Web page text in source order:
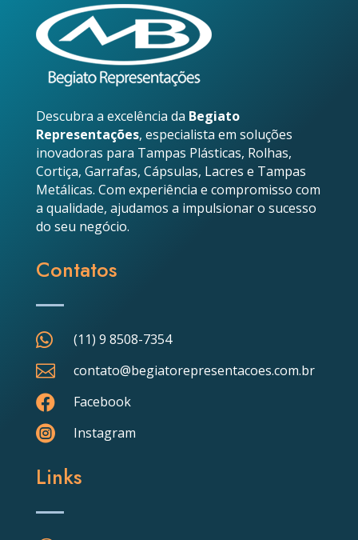
Descubra a excelência da Begiato
Representações, especialista em soluções
inovadoras para Tampas Plásticas, Rolhas,
Cortiça, Garrafas, Cápsulas, Lacres e Tampas
Metálicas. Com experiência e compromisso com
a qualidade, ajudamos a impulsionar o sucesso
do seu negócio.
Contatos
 (11) 9 8508-7354
 contato@begiatorepresentacoes.com.br
 Facebook
 Instagram
Links